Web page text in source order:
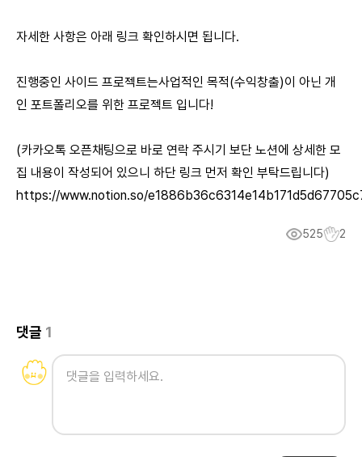
자세한 사항은 아래 링크 확인하시면 됩니다.
진행중인 사이드 프로젝트는사업적인 목적(수익창출)이 아닌 개
인 포트폴리오를 위한 프로젝트 입니다!
(카카오톡 오픈채팅으로 바로 연락 주시기 보단 노션에 상세한 모
집 내용이 작성되어 있으니 하단 링크 먼저 확인 부탁드립니다)
https://www.notion.so/
525 2
댓글 1